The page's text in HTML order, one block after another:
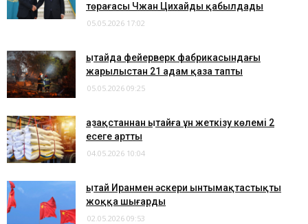
төрағасы Чжан Цихайды қабылдады
05.05.2026 17:02
​Қытайда фейерверк фабрикасындағы
жарылыстан 21 адам қаза тапты
05.05.2026 09:25
Қазақстаннан Қытайға ұн жеткізу көлемі 2
есеге артты
04.05.2026 10:04
Қытай Иранмен әскери ынтымақтастықты
жоққа шығарды
02.05.2026 09:53